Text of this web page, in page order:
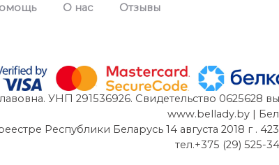
О нас Отзывы
УНП 291536926. Свидетельство 0625628
www.bellady.by |
Республики Беларусь 14 августа 2018 г .
тел.+375 (29) 525-